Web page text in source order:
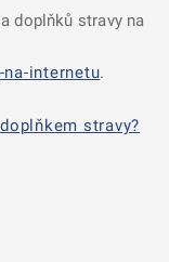
doplňků stravy na
internetu.
stravy?
kartě